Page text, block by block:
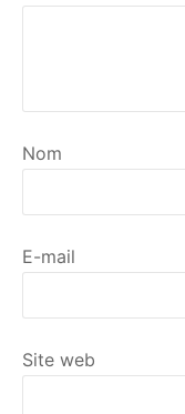
Nom
E-mail
Site web